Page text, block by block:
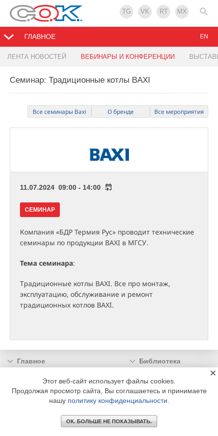
TG VK RT MX
ГЛАВНОЕ
ЛЕНТА НОВОСТЕЙ ВЕБИНАРЫ И КОНФЕРЕНЦИИ
EN
Семинар: Традиционные котлы BAXI
Все семинары Baxi О бренде Все мероприятия
11.07.2024 09:00 - 14:00
СЕМИНАР
Компания «БДР Термия Рус» проводит технические
семинары по продукции BAXI в МГСУ.
Тема семинара:
Традиционные котлы BAXI. Все про монтаж,
эксплуатацию, обслуживание и ремонт
традиционных котлов BAXI.
Главное
Библиотека
Информация
Этот веб-сайт использует файлы cookies.
Продолжая просмотр сайта, Вы соглашаетесь и принимаете
нашу политику конфиденциальности
ОК. БОЛЬШЕ НЕ ПОКАЗЫВАТЬ.
×